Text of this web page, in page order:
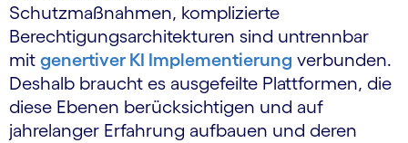
Schutzmaßnahmen, komplizierte
Berechtigungsarchitekturen sind untrennbar
mit genertiver KI Implementierung verbunden.
Deshalb braucht es ausgefeilte Plattformen, die
diese Ebenen berücksichtigen und auf
jahrelanger Erfahrung aufbauen und deren